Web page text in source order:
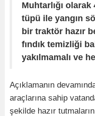
Muhtarlığı
tüpü ile yangın
bir traktör hazır
fındık temizliği
yakılmamalı ve
Açıklamanın
araçlarına sahip
şekilde hazır